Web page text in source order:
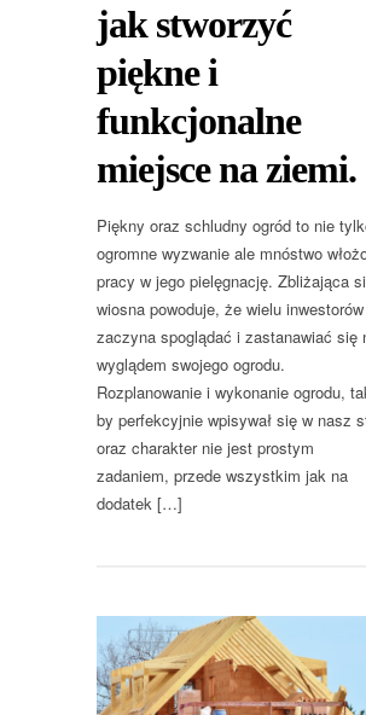
jak stworzyć
piękne i
funkcjonalne
miejsce na ziemi.
Piękny oraz schludny ogród to nie
ogromne wyzwanie ale mnóstwo
pracy w jego pielęgnację. Zbliżająca
wiosna powoduje, że wielu inwestorów
zaczyna spoglądać i zastanawiać się
wyglądem swojego ogrodu.
Rozplanowanie i wykonanie ogrodu,
by perfekcyjnie wpisywał się w nasz
oraz charakter nie jest prostym
zadaniem, przede wszystkim jak na
dodatek […]